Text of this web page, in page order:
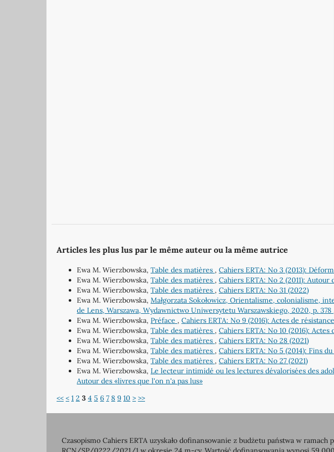
Articles les plus lus par le même auteur ou la même autrice
Ewa M. Wierzbowska, Table des matières , Cahiers ERTA: No 3 (2013):
Ewa M. Wierzbowska, Table des matières , Cahiers ERTA: No 2 (2011):
Ewa M. Wierzbowska, Table des matières , Cahiers ERTA: No 31 (2022)
Ewa M. Wierzbowska, Małgorzata Sokołowicz, Orientalisme, colonialisme,
de Lens, Warszawa, Wydawnictwo Uniwersytetu Warszawskiego, 2020, p. 378
Ewa M. Wierzbowska, Préface , Cahiers ERTA: No 9 (2016): Actes de résistance
Ewa M. Wierzbowska, Table des matières , Cahiers ERTA: No 10 (2016): Actes
Ewa M. Wierzbowska, Table des matières , Cahiers ERTA: No 28 (2021)
Ewa M. Wierzbowska, Table des matières , Cahiers ERTA: No 5 (2014): Fins
Ewa M. Wierzbowska, Table des matières , Cahiers ERTA: No 27 (2021)
Ewa M. Wierzbowska, Le lecteur intimidé ou les lectures dévalorisées des
Autour des «livres que l'on n'a pas lus»
<< < 1 2 3 4 5 6 7 8 9 10 > >>
Czasopismo Cahiers ERTA uzyskało dofinansowanie z budżetu państwa w